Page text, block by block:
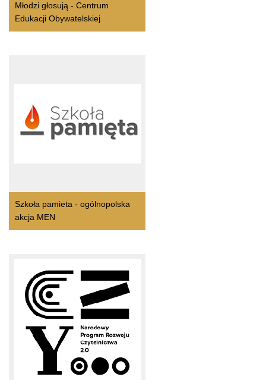
Młodzi głosują - Centrum
Edukacji Obywatelskiej
Szkoła pamieta - ogólnopolska
akcja MEN